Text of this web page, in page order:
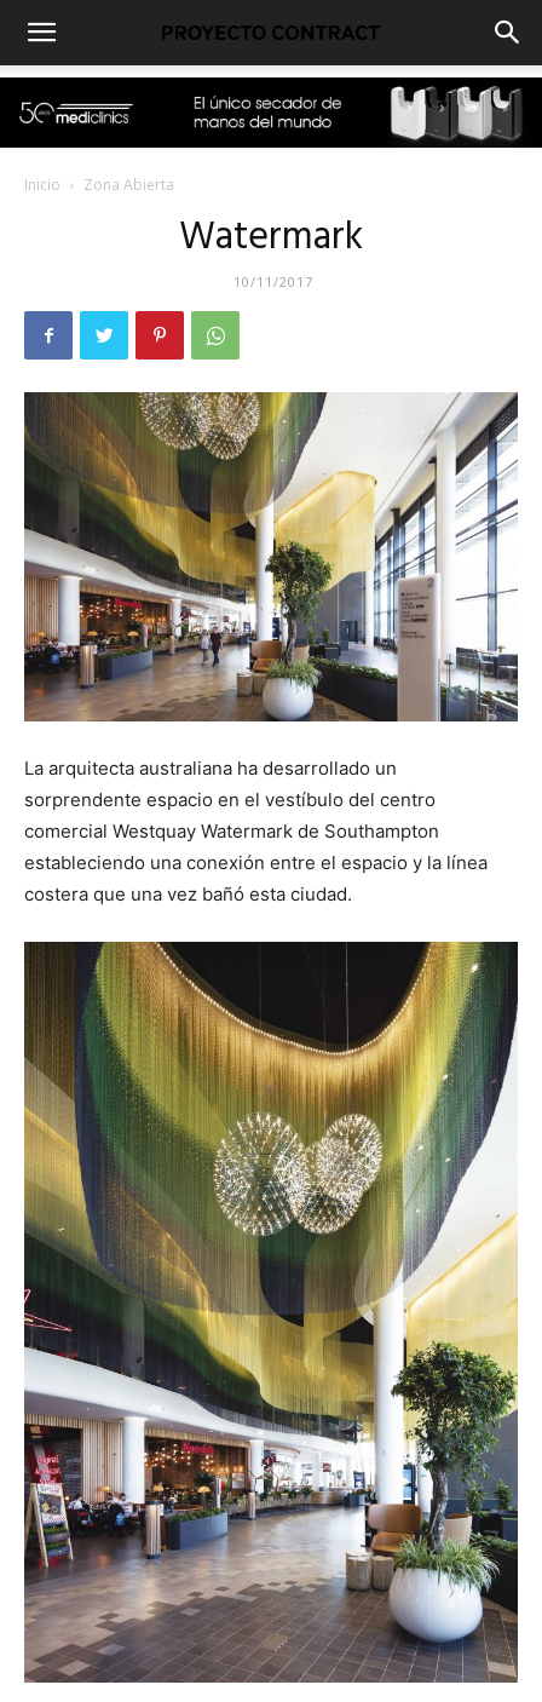
Inicio Zona Abierta
Watermark
10/11/2017
La arquitecta australiana ha desarrollado un
sorprendente espacio en el vestíbulo del centro
comercial Westquay Watermark de Southampton
estableciendo una conexión entre el espacio y la línea
costera que una vez bañó esta ciudad.